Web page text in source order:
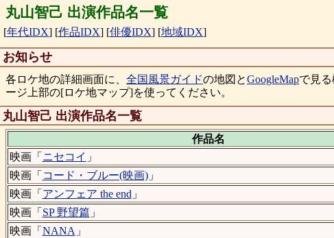
丸山智己 出演作品名一覧
[年代IDX] [作品IDX] [俳優IDX] [地域IDX]
お知らせ
各ロケ地の詳細画面に、 全国風景ガイドの地図とGoogleMapで見
ージ上部の[ロケ地マップ]を使ってください。
丸山智己 出演作品名一覧
作品名
映画「 ニセコイ 」
映画「 コード・ブルー(映画)」
映画「 アンフェア the end 」
映画「 SP 野望篇 」
映画「 NANA 」